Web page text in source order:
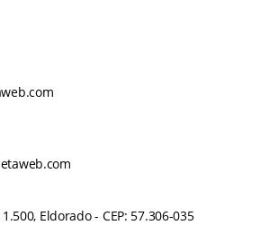
Eldorado - CEP: 57.306-035